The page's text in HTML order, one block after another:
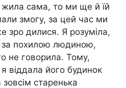
жила сама, то ми ще й їй
змогу, за цей час ми
зро дилися. Я розуміла,
за похилою людиною,
не говорила. Тому,
віддала його будинок
старенька